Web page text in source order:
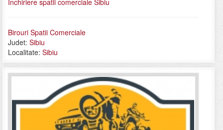
Birouri Spatii Comerciale
Judet: Sibiu
Localitate: Sibiu